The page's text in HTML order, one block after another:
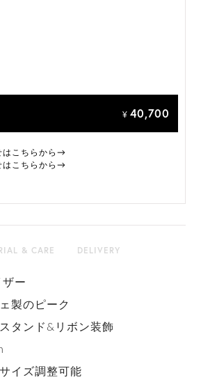
¥ 40,700
はこちらから→
はこちらから→
& CARE DELIVERY
ザー
製のピーク
タンド&リボン装飾
イズ調整可能